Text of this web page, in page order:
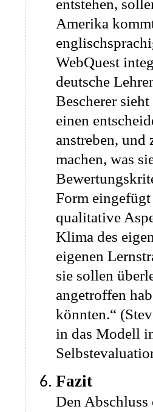
entstehen,
Amerika
WebQuest
deutsche
Bescherer
einen
anstreben, und
machen, was
Form
qualitative
Klima des
eigenen
sie sollen
angetroffen
könnten.“
in das Modell
Fazit
Den Abschluss